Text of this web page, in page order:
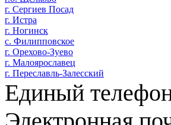
г. Сергиев Посад
г. Истра
г. Ногинск
с. Филипповское
г. Орехово-Зуево
г. Малоярославец
г. Переславль-Залесский
Единый